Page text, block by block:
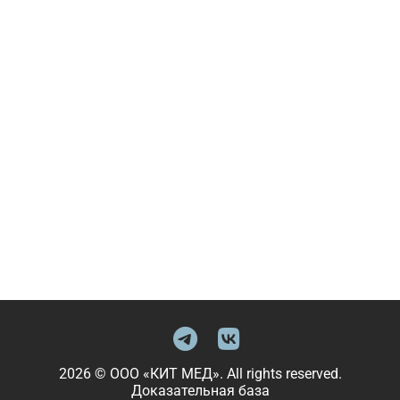
2026 © ООО «КИТ МЕД». All rights reserved.
Доказательная база